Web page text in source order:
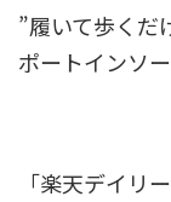
”履いて歩くだ
ポートインソ
「楽天デイリ